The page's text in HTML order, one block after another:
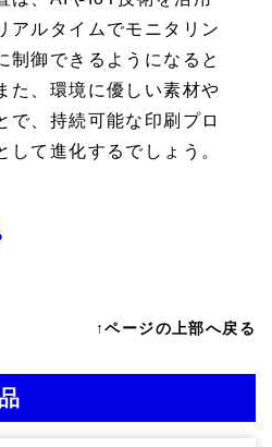
アルタイムでモニタリン
制御できるようになると
た、環境に優しい素材や
で、持続可能な印刷プロ
して進化するでしょう。
↑ページの上部へ戻る